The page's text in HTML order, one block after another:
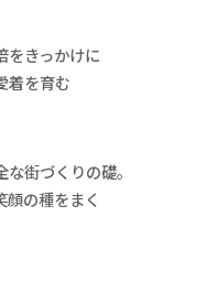
をきっかけに
着を育む
街づくりの礎。
の種をまく